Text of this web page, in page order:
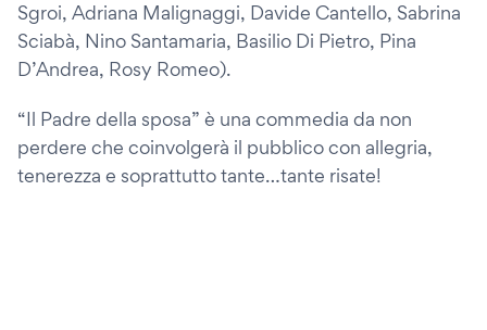
Sgroi, Adriana Malignaggi, Davide Cantello, Sabrina
Sciabà, Nino Santamaria, Basilio Di Pietro, Pina
D’Andrea, Rosy Romeo).
“Il Padre della sposa” è una commedia da non
perdere che coinvolgerà il pubblico con allegria,
tenerezza e soprattutto tante…tante risate!